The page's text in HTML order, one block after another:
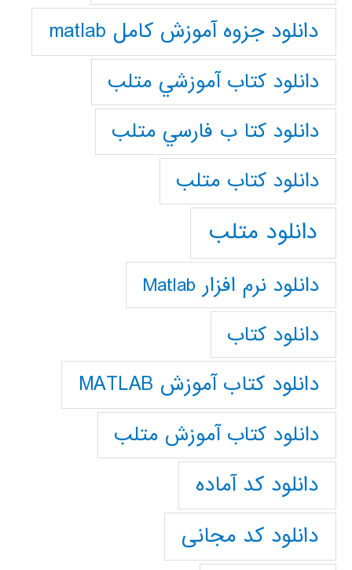
دانلود جزوه آموزش کامل matlab
دانلود كتاب آموزشي متلب
دانلود كتا ب فارسي متلب
دانلود كتاب متلب
دانلود متلب
دانلود نرم افزار Matlab
دانلود کتاب
دانلود کتاب آموزش MATLAB
دانلود کتاب آموزش متلب
دانلود کد آماده
دانلود کد مجانی